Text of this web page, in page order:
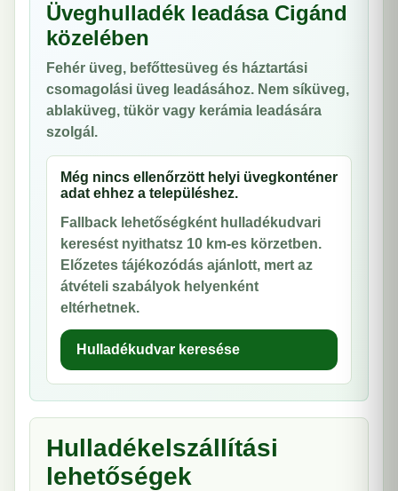
Üveghulladék leadása Cigánd
közelében
Fehér üveg, befőttesüveg és háztartási
csomagolási üveg leadásához. Nem síküveg,
ablaküveg, tükör vagy kerámia leadására
szolgál.
Még nincs ellenőrzött helyi üvegkonténer
adat ehhez a településhez.
Fallback lehetőségként hulladékudvari
keresést nyithatsz 10 km-es körzetben.
Előzetes tájékozódás ajánlott, mert az
átvételi szabályok helyenként
eltérhetnek.
Hulladékudvar keresése
Hulladékelszállítási
lehetőségek